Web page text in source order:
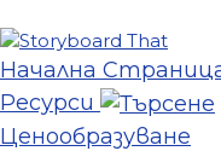
Начална
Ресурси
Ценообразуване